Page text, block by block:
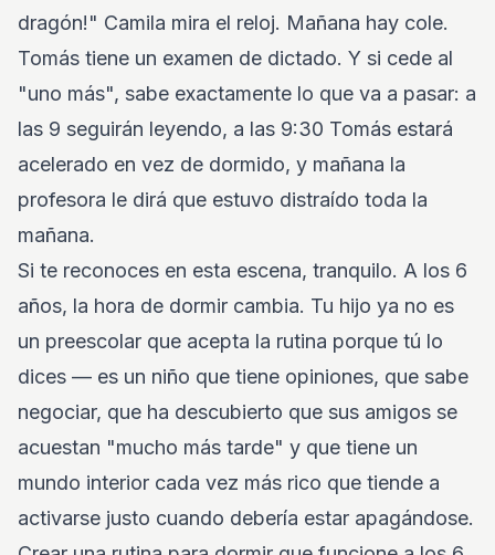
dragón!" Camila mira el reloj. Mañana hay cole.
Tomás tiene un examen de dictado. Y si cede al
"uno más", sabe exactamente lo que va a pasar: a
las 9 seguirán leyendo, a las 9:30 Tomás estará
acelerado en vez de dormido, y mañana la
profesora le dirá que estuvo distraído toda la
mañana.
Si te reconoces en esta escena, tranquilo. A los 6
años, la hora de dormir cambia. Tu hijo ya no es
un preescolar que acepta la rutina porque tú lo
dices — es un niño que tiene opiniones, que sabe
negociar, que ha descubierto que sus amigos se
acuestan "mucho más tarde" y que tiene un
mundo interior cada vez más rico que tiende a
activarse justo cuando debería estar apagándose.